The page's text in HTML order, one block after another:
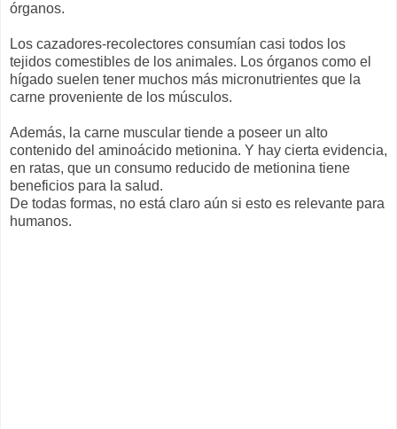
órganos.
Los cazadores-recolectores consumían casi todos los
tejidos comestibles de los animales. Los órganos como el
hígado suelen tener muchos más micronutrientes que la
carne proveniente de los músculos.
Además, la carne muscular tiende a poseer un alto
contenido del aminoácido metionina. Y hay cierta evidencia,
en ratas, que un consumo reducido de metionina tiene
beneficios para la salud.
De todas formas, no está claro aún si esto es relevante para
humanos.